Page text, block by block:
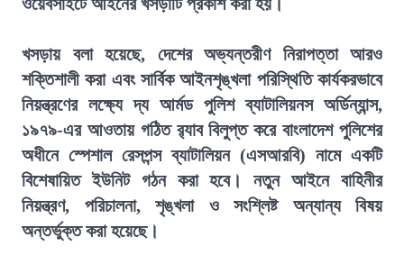
খসড়ায় বলা হয়েছে, দেশের অভ্যন্তরীণ নিরাপত্তা আরও
শক্তিশালী করা এবং সার্বিক আইনশৃঙ্খলা পরিস্থিতি কার্যকরভাবে
নিয়ন্ত্রণের লক্ষ্যে দ্য আর্মড পুলিশ ব্যাটালিয়নস অর্ডিন্যান্স,
১৯৭৯-এর আওতায় গঠিত র‍্যাব বিলুপ্ত করে বাংলাদেশ পুলিশের
অধীনে স্পেশাল রেসপন্স ব্যাটালিয়ন (এসআরবি) নামে একটি
বিশেষায়িত ইউনিট গঠন করা হবে। নতুন আইনে বাহিনীর
নিয়ন্ত্রণ, পরিচালনা, শৃঙ্খলা ও সংশ্লিষ্ট অন্যান্য বিষয়
অন্তর্ভুক্ত করা হয়েছে।